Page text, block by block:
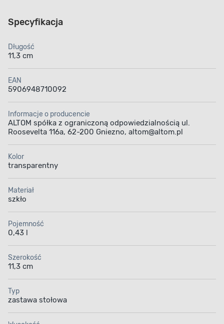
Specyfikacja
Długość
11,3 cm
EAN
5906948710092
Informacje o producencie
ALTOM spółka z ograniczoną odpowiedzialnością ul.
Roosevelta 116a, 62-200 Gniezno, altom@altom.pl
Kolor
transparentny
Materiał
szkło
Pojemność
0,43 l
Szerokość
11,3 cm
Typ
zastawa stołowa